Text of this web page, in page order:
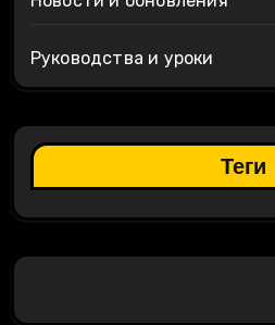
Руководства и уроки
Теги